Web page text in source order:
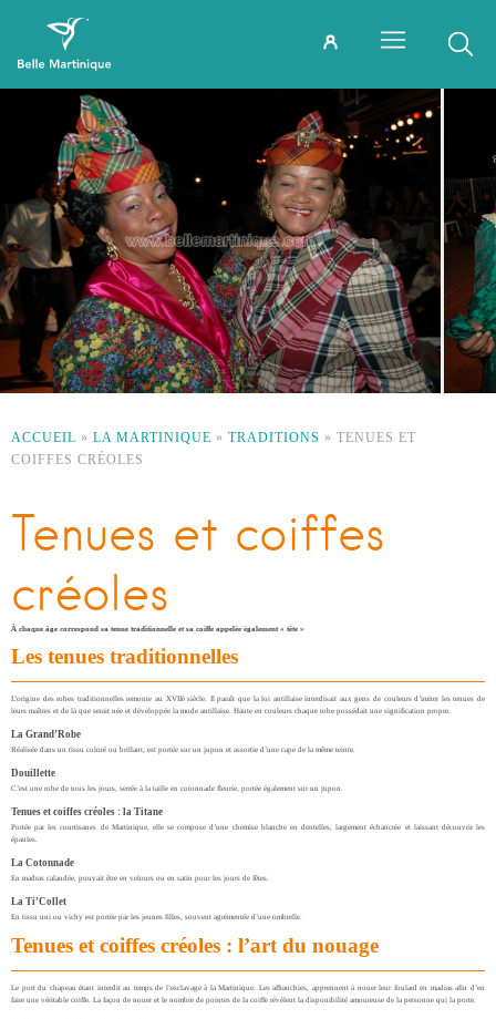
ACCUEIL » LA MARTINIQUE » TRADITIONS » TENUES ET
COIFFES CRÉOLES
Tenues et coiffes
créoles
À chaque âge correspond sa tenue traditionnelle et sa coiffe appelée également « tête »
Les tenues traditionnelles
L’origine des robes traditionnelles remonte au XVIIè siècle. Il paraît que la loi antillaise interdisait aux gens de couleurs d’imiter les tenues de
leurs maîtres et de là que serait née et développée la mode antillaise. Haute en couleurs chaque robe possédait une signification propre.
La Grand’Robe
Réalisée dans un tissu coloré ou brillant, est portée sur un jupon et assortie d’une cape de la même teinte.
Douillette
C’est une robe de tous les jours, serrée à la taille en cotonnade fleurie, portée également sur un jupon.
Tenues et coiffes créoles : la Titane
Portée par les courtisanes de Martinique, elle se compose d’une chemise blanche en dentelles, largement échancrée et laissant découvrir les
épaules.
La Cotonnade
En madras calandée, pouvait être en velours ou en satin pour les jours de fêtes.
La Ti’Collet
En tissu uni ou vichy est portée par les jeunes filles, souvent agrémentée d’une ombrelle.
Tenues et coiffes créoles : l’art du nouage
Le port du chapeau étant interdit au temps de l’esclavage à la Martinique. Les affranchies, apprennent à nouer leur foulard en madras afin d’en
faire une véritable coiffe. La façon de nouer et le nombre de pointes de la coiffe révèlent la disponibilité amoureuse de la personne qui la porte.